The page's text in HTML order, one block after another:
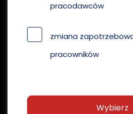
pracodawców
zmiana
pracowników
Wybierz